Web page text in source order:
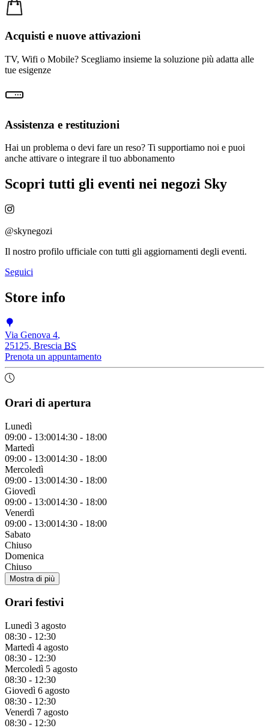
Acquisti e nuove attivazioni
TV, Wifi o Mobile? Scegliamo insieme la soluzione più adatta alle
tue esigenze
Assistenza e restituzioni
Hai un problema o devi fare un reso? Ti supportiamo noi e puoi
anche attivare o integrare il tuo abbonamento
Scopri tutti gli eventi nei negozi Sky
@skynegozi
Il nostro profilo ufficiale con tutti gli aggiornamenti degli eventi.
Seguici
Store info
Via Genova 4,
25125, Brescia BS
Prenota un appuntamento
Orari di apertura
Lunedì
09:00 - 13:0014:30 - 18:00
Martedì
09:00 - 13:0014:30 - 18:00
Mercoledì
09:00 - 13:0014:30 - 18:00
Giovedì
09:00 - 13:0014:30 - 18:00
Venerdì
09:00 - 13:0014:30 - 18:00
Sabato
Chiuso
Domenica
Chiuso
Mostra di più
Orari festivi
Lunedì 3 agosto
08:30 - 12:30
Martedì 4 agosto
08:30 - 12:30
Mercoledì 5 agosto
08:30 - 12:30
Giovedì 6 agosto
08:30 - 12:30
Venerdì 7 agosto
08:30 - 12:30